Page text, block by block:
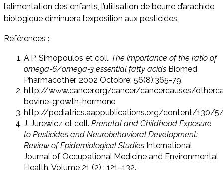
l’alimentation des enfants, l’utilisation de beurre d’arachide
biologique diminuera l’exposition aux pesticides.
Références :
A.P. Simopoulos et coll. The importance of the ratio of
omega-6/omega-3 essential fatty acids Biomed
Pharmacother. 2002 Octobre; 56(8):365-79.
http://www.cancer.org/cancer/cancercauses/
bovine-growth-hormone
http://pediatrics.aappublications.org/content/130/
J. Jurewicz et coll. Prenatal and Childhood Exposure
to Pesticides and Neurobehavioral Development:
Review of Epidemiological Studies International
Journal of Occupational Medicine and Environmental
Health. Volume 21 (2) : 121–132.